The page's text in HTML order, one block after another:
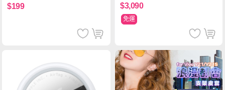
$199 $3,090
免運